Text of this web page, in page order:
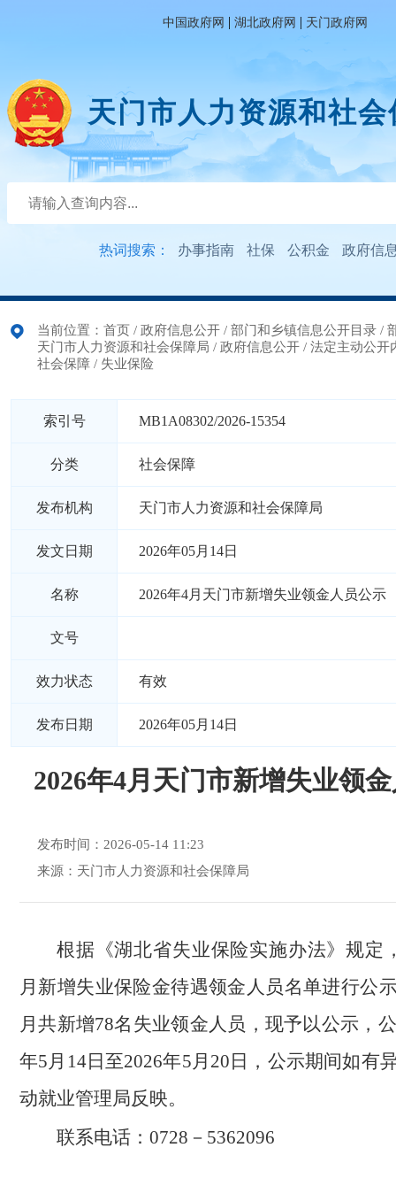
中国政府网 | 湖北政府网 | 天门政府网
天门市人力资源和社
热词搜索： 办事指南 社保 公积金 政府信
当前位置： 首页 / 政府信息公开 / 部门和乡镇信息公开目录 /
天门市人力资源和社会保障局 / 政府信息公开 / 法定主动公开
社会保障 / 失业保险
索引号 MB1A08302/2026-15354
分类 社会保障
发布机构 天门市人力资源和社会保障局
发文日期 2026年05月14日
名称 2026年4月天门市新增失业领金人员公示
文号
效力状态 有效
发布日期 2026年05月14日
2026年4月天门市新增失业领
发布时间：2026-05-14 11:23
来源：天门市人力资源和社会保障局
根据《湖北省失业保险实施办法》规定
月新增失业保险金待遇领金人员名单进行公
月共新增78名失业领金人员，现予以公示，
年5月14日至2026年5月20日，公示期间如有
动就业管理局反映。
联系电话：0728－5362096